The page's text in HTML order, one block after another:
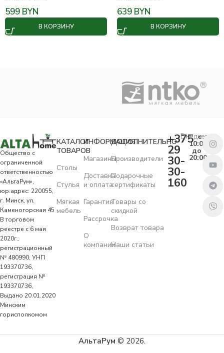
599 BYN
В КОРЗИНУ
639 BYN
В КОРЗИНУ
Общество с
ограниченной
ответственностью
«АльтаРум»,
юр.адрес: 220055,
г. Минск, ул.
Каменогорская 45
В торговом
реестре с 6 мая
2020г.,
регистрационный
№ 480990, УНП
193370736,
регистрация №
193370736,
Выдано 20.01.2020
Минским
горисполкомом
КАТАЛОГ
ТОВАРОВ
Столы
Стулья
Мягкая
мебель
ИНФОРМАЦИЯ
Магазины
Доставка
и оплата
Гарантия
Рассрочка
О
компании
ДОПОЛНИТЕЛЬНО
Производители
Подарочные
сертификаты
Товары со
скидкой
Возврат товара
Наши статьи
+375
29
30-
30-
160
Ежедневно
с
10:00
до
20:00
АльтаРум © 2026.